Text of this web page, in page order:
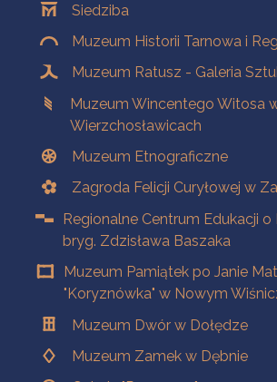
Siedziba
Muzeum Historii Tarnowa i
Muzeum Ratusz - Galeria
Muzeum Wincentego Witosa
Wierzchosławicach
Muzeum Etnograficzne
Zagroda Felicji Curyłowej w
Regionalne Centrum Edukacji o
bryg. Zdzisława Baszaka
Muzeum Pamiątek po Janie
"Koryznówka" w Nowym
Muzeum Dwór w Dołędze
Muzeum Zamek w Dębnie